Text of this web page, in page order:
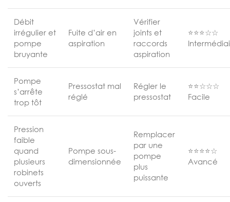
Débit
irrégulier et
pompe
bruyante
Fuite d’air en
aspiration
Vérifier
joints et
raccords
aspiration
⭐⭐⭐☆☆
Pompe
s’arrête
trop tôt
Pressostat mal
réglé
Régler le
pressostat
⭐⭐☆☆☆
Facile
Pression
faible
quand
plusieurs
robinets
ouverts
Pompe sous-
dimensionnée
Remplacer
par une
pompe
plus
puissante
⭐⭐⭐⭐☆
Avancé